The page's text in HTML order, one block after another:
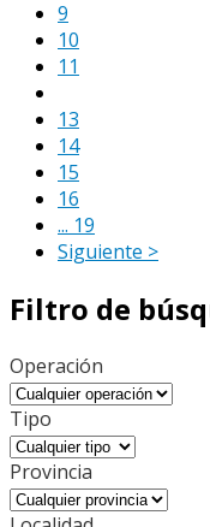
9
10
11
13
14
15
16
... 19
Siguiente >
Filtro de
Operación
Tipo
Provincia